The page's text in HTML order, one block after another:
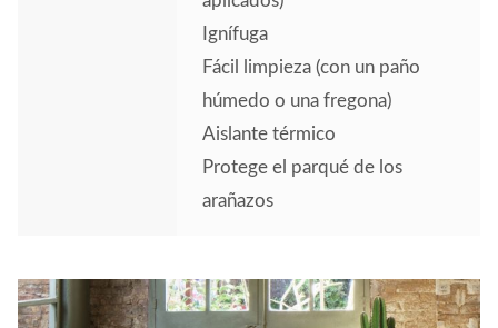
Ignífuga
Fácil limpieza (con un paño
húmedo o una fregona)
Aislante térmico
Protege el parqué de los
arañazos